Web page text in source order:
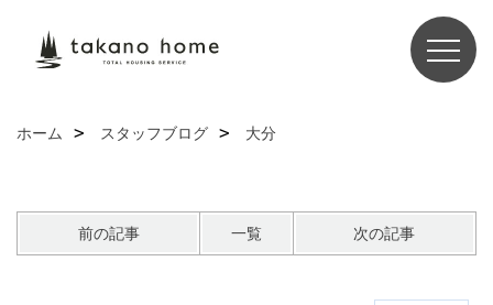
ホーム スタッフブログ 大分
前の記事 一覧 次の記事